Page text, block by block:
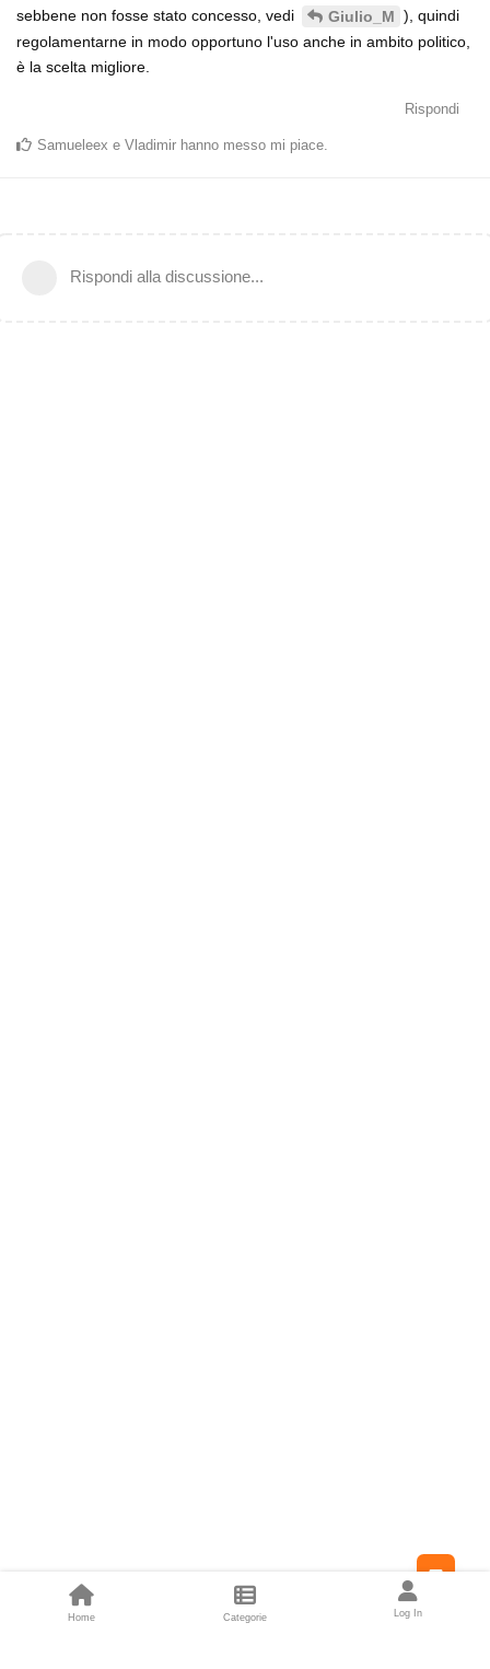
sebbene non fosse stato concesso, vedi Giulio_M ), quindi
regolamentarne in modo opportuno l'uso anche in ambito politico,
è la scelta migliore.
Rispondi
Samueleex e Vladimir hanno messo mi piace.
Rispondi alla discussione...
Home Categorie Log In